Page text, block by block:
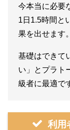
今本当に必要
1日1.5時間と
果を出せます。
基礎はできて
い」とプラト
級者に最適で
利用